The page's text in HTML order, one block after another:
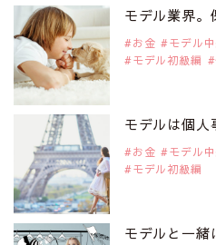
是非ご覧ください。
注目モデル 水原佑果さん
2019年9月29日
是非ご覧ください。
注目モデル CHIHARUさん
2019年9月29日
注目モデルを1名追加いたしました。
是非ご覧ください。
モデル業界。
お金 モデル
モデル初級編
モデルは個人
お金 モデル
モデル初級編
モデルと一緒